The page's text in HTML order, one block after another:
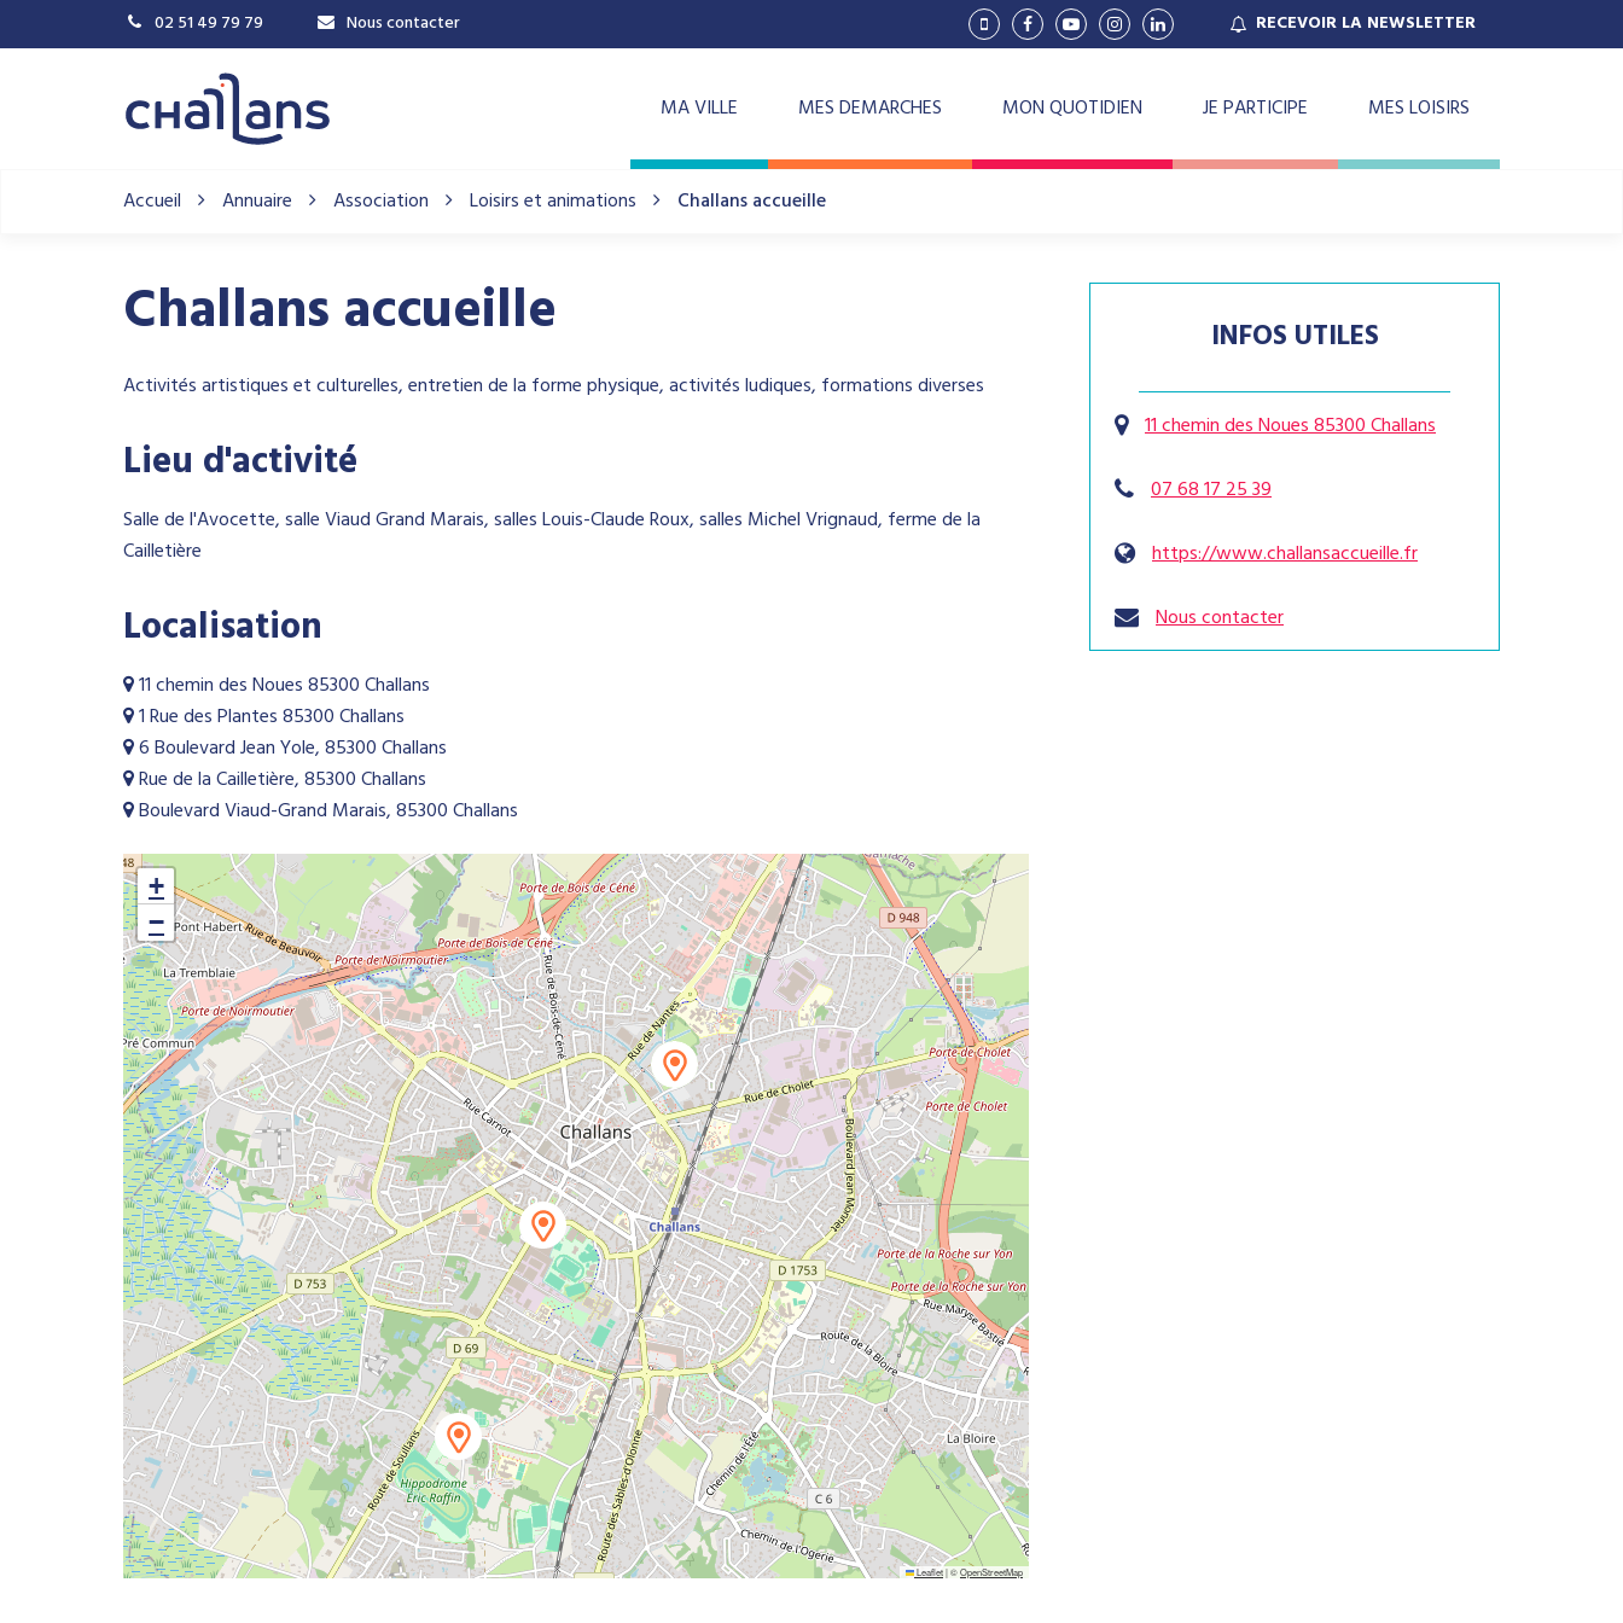
02 51 49 79 79 Nous contacter Lien
vers
Vimeo
Lien
vers
Facebook
Lien
vers
Youtube
Lien
vers
Instagram
Lien
vers
Linkedin
RECEVOIR LA NEWSLETTER
MA VILLE MES DEMARCHES MON QUOTIDIEN JE PARTICIPE MES LOISIRS
Accueil Annuaire Association Loisirs et animations Challans accueille
Challans accueille
Activités artistiques et culturelles, entretien de la forme physique, activités ludiques, formations diverses
Lieu d'activité
Salle de l'Avocette, salle Viaud Grand Marais, salles Louis-Claude Roux, salles Michel Vrignaud, ferme de la
Cailletière
Localisation
11 chemin des Noues 85300 Challans
1 Rue des Plantes 85300 Challans
6 Boulevard Jean Yole, 85300 Challans
Rue de la Cailletière, 85300 Challans
Boulevard Viaud-Grand Marais, 85300 Challans
+
−
Leaflet|©OpenStreetMap
INFOS UTILES
11 chemin des Noues 85300 Challans
07 68 17 25 39
https://www.challansaccueille.fr
Nous contacter